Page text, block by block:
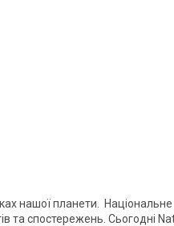
нашої планети.
та спостережень.